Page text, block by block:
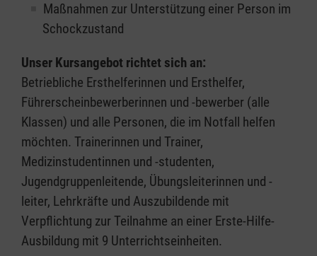
Maßnahmen zur Unterstützung einer Person im
Schockzustand
Unser Kursangebot richtet sich an:
Betriebliche Ersthelferinnen und Ersthelfer,
Führerscheinbewerberinnen und -bewerber (alle
Klassen) und alle Personen, die im Notfall helfen
möchten. Trainerinnen und Trainer,
Medizinstudentinnen und -studenten,
Jugendgruppenleitende, Übungsleiterinnen und -
leiter, Lehrkräfte und Auszubildende mit
Verpflichtung zur Teilnahme an einer Erste-Hilfe-
Ausbildung mit 9 Unterrichtseinheiten.